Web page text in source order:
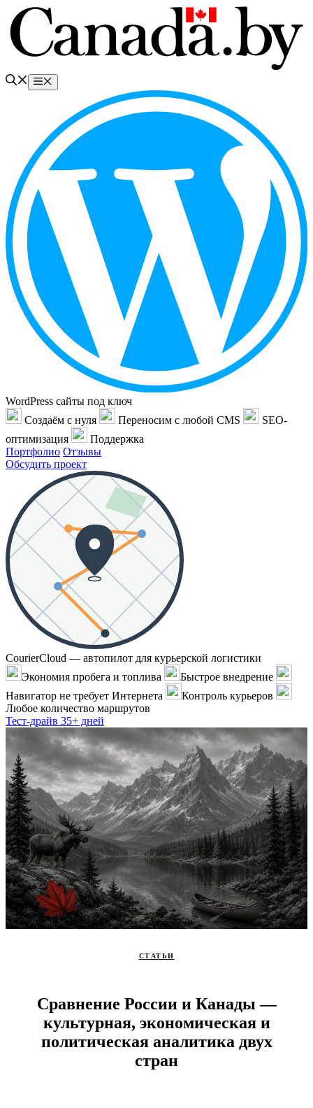
Перейти
содержимому
Меню
WordPress сайты под ключ
Создаём с нуля
Переносим с любой CMS
SEO-
оптимизация
Поддержка
Портфолио Отзывы
Обсудить проект
CourierCloud — автопилот для курьерской логистики
Экономия пробега и топлива
Быстрое внедрение
Навигатор не требует Интернета
Контроль курьеров
Любое количество маршрутов
Тест-драйв 35+ дней
СТАТЬИ
Сравнение России и Канады —
культурная, экономическая и
политическая аналитика двух
стран